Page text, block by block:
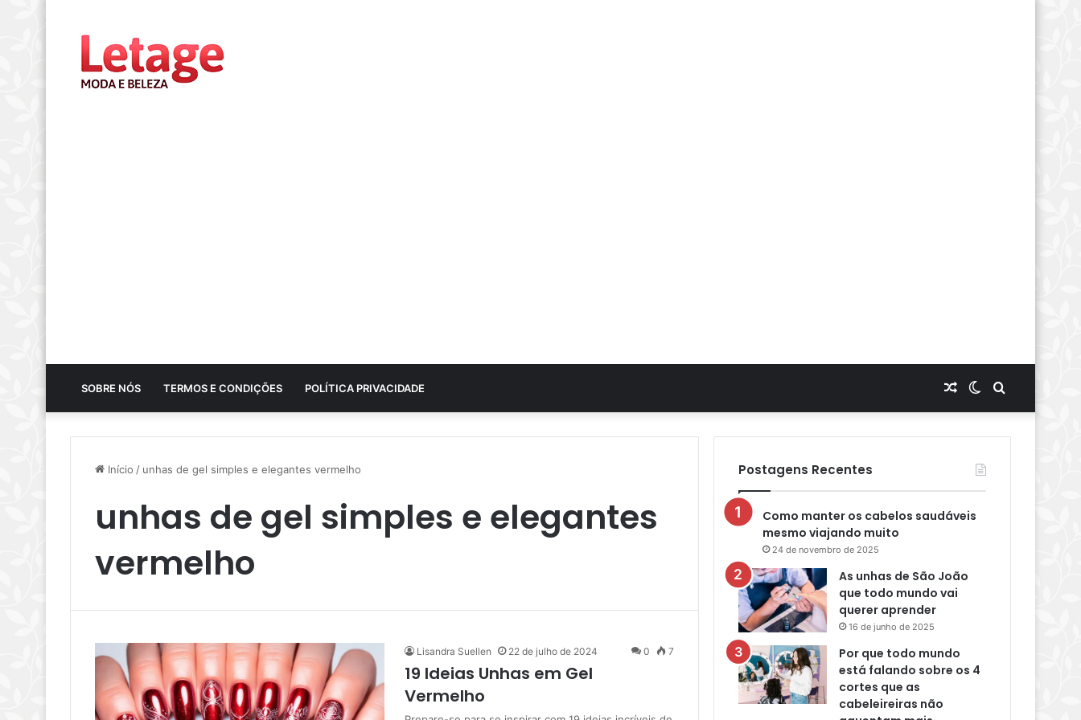
SOBRE NÓS TERMOS E CONDIÇÕES POLÍTICA PRIVACIDADE Procurar
por
Switch
skin
Artigo
aleatório
Início / unhas de gel simples e elegantes vermelho
unhas de gel simples e elegantes
vermelho
Lisandra Suellen 22 de julho de 2024 0 7
19 Ideias Unhas em Gel
Vermelho
Postagens Recentes
Como manter os cabelos saudáveis
mesmo viajando muito
24 de novembro de 2025
As unhas de São João
que todo mundo vai
querer aprender
16 de junho de 2025
Por que todo mundo
está falando sobre os 4
cortes que as
cabeleireiras não